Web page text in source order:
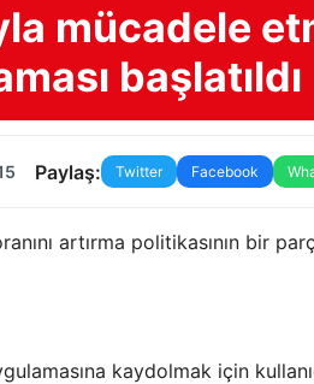
mücadele
başlatıldı
Paylaş: Twitter Facebook
artırma politikasının bir
kaydolmak için